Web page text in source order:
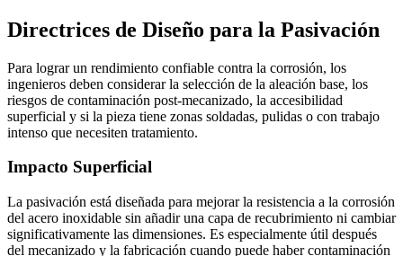
Directrices de Diseño para la Pasivación
Para lograr un rendimiento confiable contra la corrosión, los
ingenieros deben considerar la selección de la aleación base, los
riesgos de contaminación post-mecanizado, la accesibilidad
superficial y si la pieza tiene zonas soldadas, pulidas o con trabajo
intenso que necesiten tratamiento.
Impacto Superficial
La pasivación está diseñada para mejorar la resistencia a la corrosión
del acero inoxidable sin añadir una capa de recubrimiento ni cambiar
significativamente las dimensiones. Es especialmente útil después
del mecanizado y la fabricación cuando puede haber contaminación